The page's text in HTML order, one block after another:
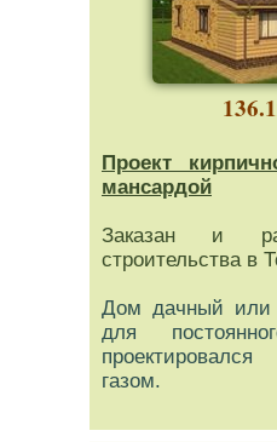
Проект
мансардой
Заказан и
строительства в
Дом дачный или
для
газом.